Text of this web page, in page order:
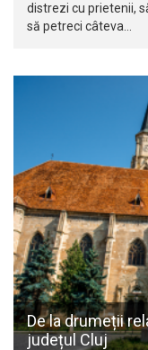
distrezi cu prietenii,
să petreci câteva…
De la drumeții
județul Cluj